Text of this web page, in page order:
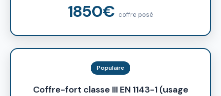
1850€ coffre posé
Populaire
Coffre-fort classe III EN 1143-1 (usage